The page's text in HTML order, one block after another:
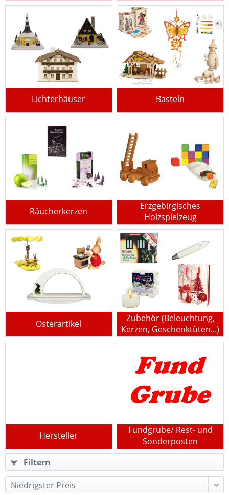
Lichterhäuser Basteln
Räucherkerzen
Erzgebirgisches
Holzspielzeug
Osterartikel
Zubehör (Beleuchtung,
Kerzen, Geschenktüten...)
Hersteller
Fundgrube/ Rest- und
Sonderposten
Filtern